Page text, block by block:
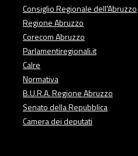
Consiglio Regionale dell'Abruzzo
Regione Abruzzo
Corecom Abruzzo
Parlamentiregionali.it
Calre
Normativa
B.U.R.A. Regione Abruzzo
Senato della Repubblica
Camera dei deputati